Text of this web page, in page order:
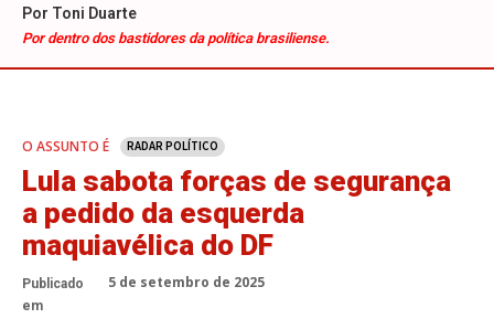
Por Toni Duarte
Por dentro dos bastidores da política brasiliense.
O ASSUNTO É RADAR POLÍTICO
Lula sabota forças de segurança
a pedido da esquerda
maquiavélica do DF
Publicado
em
5 de setembro de 2025